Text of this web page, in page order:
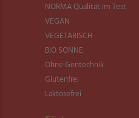
NORMA Qualität im Test
VEGAN
VEGETARISCH
BIO SONNE
Ohne Gentechnik
Glutenfrei
Laktosefrei